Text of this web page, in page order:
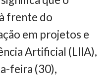
frente do
em projetos e
Artificial (LIIA),
feira (30),